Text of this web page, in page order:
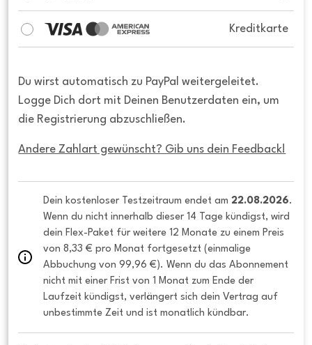
Kreditkarte
Du wirst automatisch zu PayPal weitergeleitet.
Logge Dich dort mit Deinen Benutzerdaten ein, um
die Registrierung abzuschließen.
Andere Zahlart gewünscht? Gib uns dein Feedback!
Dein kostenloser Testzeitraum endet am 22.08.2026.
Wenn du nicht innerhalb dieser 14 Tage kündigst, wird
dein Flex-Paket für weitere 12 Monate zu einem Preis
von 8,33 € pro Monat fortgesetzt (einmalige
Abbuchung von 99,96 €). Wenn du das Abonnement
nicht mit einer Frist von 1 Monat zum Ende der
Laufzeit kündigst, verlängert sich dein Vertrag auf
unbestimmte Zeit und ist monatlich kündbar.